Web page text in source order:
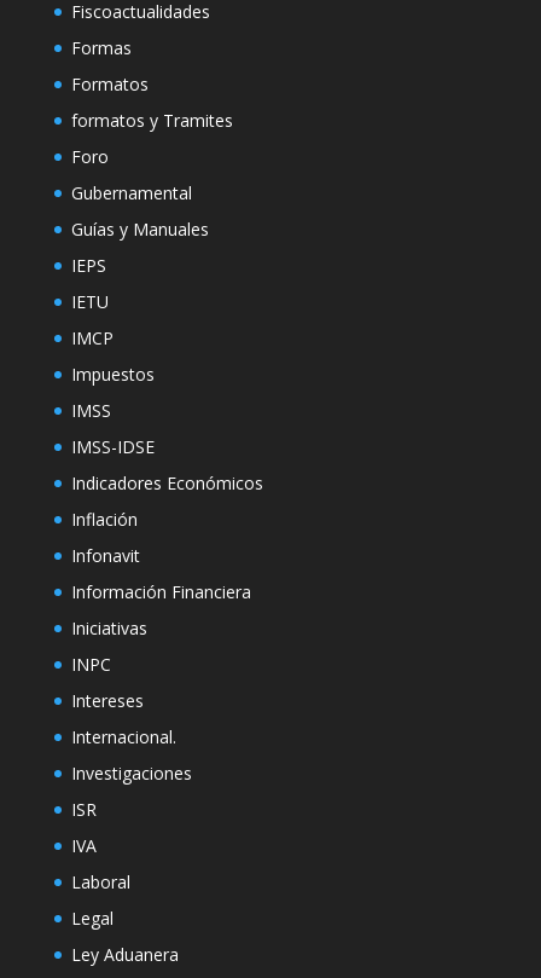
Fiscoactualidades
Formas
Formatos
formatos y Tramites
Foro
Gubernamental
Guías y Manuales
IEPS
IETU
IMCP
Impuestos
IMSS
IMSS-IDSE
Indicadores Económicos
Inflación
Infonavit
Información Financiera
Iniciativas
INPC
Intereses
Internacional.
Investigaciones
ISR
IVA
Laboral
Legal
Ley Aduanera